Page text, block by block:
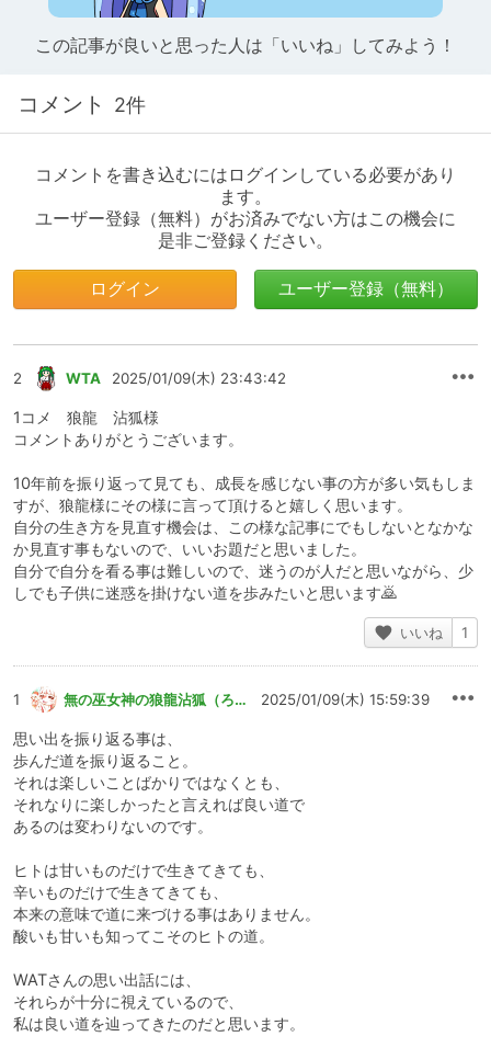
この記事が良いと思った人は「いいね」してみよう！
コメント 2件
コメントを書き込むにはログインしている必要があり
ます。
ユーザー登録（無料）がお済みでない方はこの機会に
是非ご登録ください。
ログイン ユーザー登録（無料）
2 WTA 2025/01/09(木) 23:43:42
1コメ 狼龍 沾狐様
コメントありがとうございます。
10年前を振り返って見ても、成長を感じない事の方が多い気もしま
すが、狼龍様にその様に言って頂けると嬉しく思います。
自分の生き方を見直す機会は、この様な記事にでもしないとなかな
か見直す事もないので、いいお題だと思いました。
自分で自分を看る事は難しいので、迷うのが人だと思いながら、少
しでも子供に迷惑を掛けない道を歩みたいと思います🙇
いいね 1
1 無の巫女神の狼龍沾狐（ろうりゅうせんこ） 2025/01/09(木) 15:59:39
思い出を振り返る事は、
歩んだ道を振り返ること。
それは楽しいことばかりではなくとも、
それなりに楽しかったと言えれば良い道で
あるのは変わりないのです。
ヒトは甘いものだけで生きてきても、
辛いものだけで生きてきても、
本来の意味で道に来づける事はありません。
酸いも甘いも知ってこそのヒトの道。
WATさんの思い出話には、
それらが十分に視えているので、
私は良い道を辿ってきたのだと思います。